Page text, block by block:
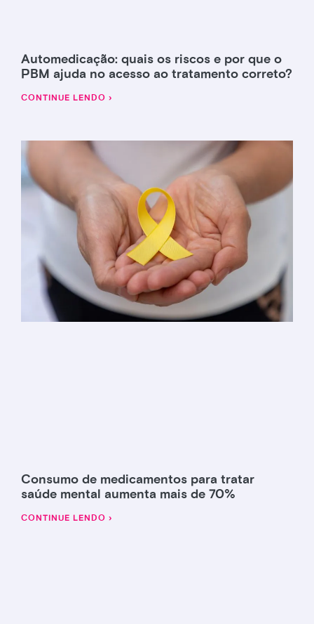
Automedicação: quais os riscos e por que o
PBM ajuda no acesso ao tratamento correto?
CONTINUE LENDO ›
Consumo de medicamentos para tratar
saúde mental aumenta mais de 70%
CONTINUE LENDO ›